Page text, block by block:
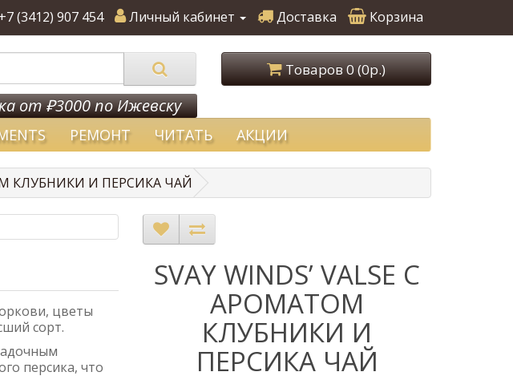
+7 (3412) 907 454 Личный кабинет Доставка Корзина
от ₽3000 по Ижевску
Товаров 0 (0р.)
РЕМОНТ ЧИТАТЬ АКЦИИ
КЛУБНИКИ И ПЕРСИКА ЧАЙ
цветы
сорт.
персика, что
SVAY WINDS’ VALSE С
АРОМАТОМ
КЛУБНИКИ И
ПЕРСИКА ЧАЙ